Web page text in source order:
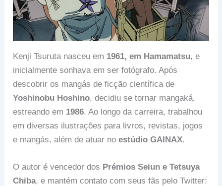
Kenji Tsuruta nasceu em 1961, em Hamamatsu, e
inicialmente sonhava em ser fotógrafo. Após
descobrir os mangás de ficção científica de
Yoshinobu Hoshino, decidiu se tornar mangaká,
estreando em 1986. Ao longo da carreira, trabalhou
em diversas ilustrações para livros, revistas, jogos
e mangás, além de atuar noestúdio GAINAX.
O autor é vencedor dos Prémios Seiun e Tetsuya
Chiba, e mantém contato com seus fãs pelo Twitter: